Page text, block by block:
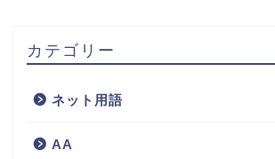
カテゴリー
ネット用語
AA